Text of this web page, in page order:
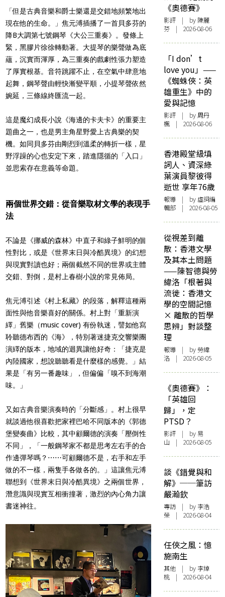
「但是古典音樂和爵士樂還是交錯地頻繁地出
現在他的生命。」焦元溥插播了一首貝多芬的
降B大調第七號鋼琴《大公三重奏》。發條上
緊，黑膠片徐徐轉動著。大提琴的樂聲做為底
蘊，沉實而渾厚，為三重奏的戲劇性張力塑造
了厚實根基。音符跳躍不止，在空氣中肆意地
起舞，鋼琴聲由輕快漸變平順，小提琴聲依然
婉延，三條線終匯流一起。
這是魔幻成長小說《海邊的卡夫卡》的重要主
題曲之一，也是男主角星野愛上古典樂的契
機。如同貝多芬由剛烈到溫柔的轉折一樣，星
野浮躁的心也安定下來，踏進隱循的「入口」
並思索存在意義等命題。
兩個世界交錯：從音樂取材文學的表現手
法
不論是《挪威的森林》中直子和綠子鮮明的個
性對比，或是《世界末日與冷酷異境》的幻想
與現實對讀也好；兩個截然不同的世界或主體
交錯、對倒，是村上春樹小說的常見佈局。
焦元溥引述《村上私藏》的段落，解釋這種兩
面性與他音樂喜好的關係。村上對「重新演
繹」舊樂（music cover) 有份執迷，譬如他寫
聆聽德布西的《海》，特別著迷捷克交響樂團
演繹的版本，地域的迴異讓他好奇：「捷克是
內陸國家，想說聽聽看是什麼樣的感覺。」結
果是「有另一番趣味」，但偏偏「嗅不到海潮
味。」
又如古典音樂演奏時的「分斷感」。村上很早
就談過他很喜歡把家裡巴哈不同版本的《郭德
堡變奏曲》比較，其中顧爾德的演奏「壓倒性
不同」，「一般鋼琴家不都是思考左右手的合
作邊彈琴嗎？⋯⋯可顧爾德不是，右手和左手
做的不一樣，兩隻手各做各的。」這讓焦元溥
聯想到《世界末日與冷酷異境》之兩個世界，
潛意識與現實互相衝撞著，激烈的內心角力讓
書迷神往。
《奧德賽》
影評 | by 陳麗
芬 | 2026-08-06
「I don’t
love you」——
《蜘蛛俠：英
雄重生》中的
愛與記憶
影評 | by周丹
楓 | 2026-08-06
香港殿堂級填
詞人、資深綠
葉演員黎彼得
逝世 享年76歲
報導 | by 虛詞編
輯部 | 2026-08-05
從視差到離
散：香港文學
及其本土問題
——陳智德與勞
緯洛「根著與
流徙：香港文
學的空間記憶
× 離散的哲學
思辨」對談整
理
報導 | by 勞緯
洛 | 2026-08-05
《奧德賽》：
「英雄回
歸」，定
PTSD？
影評 | by 易
山 | 2026-08-05
談《錯覺與和
解》──筆訪
嚴瀚欽
專訪 | by 李浩
榮 | 2026-08-04
任俠之風：憶
施南生
其他 | by 李焯
桃 | 2026-08-04